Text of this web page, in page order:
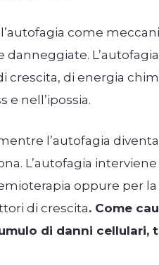
come
crescita, di energia
e nell’ipossia.
l’autofagia diventa
L’autofagia
oppure per la
di crescita. Come
di danni cellulari,